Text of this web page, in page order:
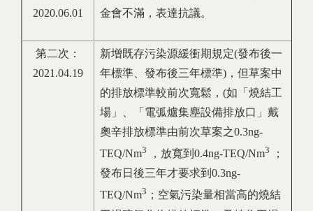
2020.06.01
金會不滿，表達抗議。
第二次：
2021.04.19
新增既存污染源緩衝期規定(發布後一
年標準、發布後三年標準)，但草案中
的排放標準較前次寬鬆，(如「燒結工
場」、「電弧爐集塵設備排放口」戴
奧辛排放標準由前次草案之0.3ng-
TEQ/Nm3 ，放寬到0.4ng-TEQ/Nm3
；
發布日後三年才要求到0.3ng-
TEQ/Nm3 ；空氣污染量相當高的燒結